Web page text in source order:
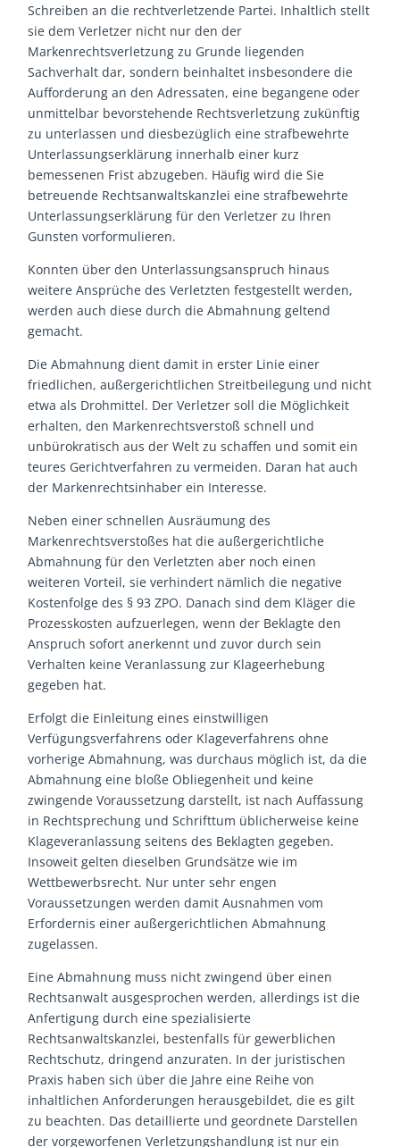
Schreiben an die rechtverletzende Partei. Inhaltlich stellt
sie dem Verletzer nicht nur den der
Markenrechtsverletzung zu Grunde liegenden
Sachverhalt dar, sondern beinhaltet insbesondere die
Aufforderung an den Adressaten, eine begangene oder
unmittelbar bevorstehende Rechtsverletzung zukünftig
zu unterlassen und diesbezüglich eine strafbewehrte
Unterlassungserklärung innerhalb einer kurz
bemessenen Frist abzugeben. Häufig wird die Sie
betreuende Rechtsanwaltskanzlei eine strafbewehrte
Unterlassungserklärung für den Verletzer zu Ihren
Gunsten vorformulieren.
Konnten über den Unterlassungsanspruch hinaus
weitere Ansprüche des Verletzten festgestellt werden,
werden auch diese durch die Abmahnung geltend
gemacht.
Die Abmahnung dient damit in erster Linie einer
friedlichen, außergerichtlichen Streitbeilegung und nicht
etwa als Drohmittel. Der Verletzer soll die Möglichkeit
erhalten, den Markenrechtsverstoß schnell und
unbürokratisch aus der Welt zu schaffen und somit ein
teures Gerichtverfahren zu vermeiden. Daran hat auch
der Markenrechtsinhaber ein Interesse.
Neben einer schnellen Ausräumung des
Markenrechtsverstoßes hat die außergerichtliche
Abmahnung für den Verletzten aber noch einen
weiteren Vorteil, sie verhindert nämlich die negative
Kostenfolge des § 93 ZPO. Danach sind dem Kläger die
Prozesskosten aufzuerlegen, wenn der Beklagte den
Anspruch sofort anerkennt und zuvor durch sein
Verhalten keine Veranlassung zur Klageerhebung
gegeben hat.
Erfolgt die Einleitung eines einstwilligen
Verfügungsverfahrens oder Klageverfahrens ohne
vorherige Abmahnung, was durchaus möglich ist, da die
Abmahnung eine bloße Obliegenheit und keine
zwingende Voraussetzung darstellt, ist nach Auffassung
in Rechtsprechung und Schrifttum üblicherweise keine
Klageveranlassung seitens des Beklagten gegeben.
Insoweit gelten dieselben Grundsätze wie im
Wettbewerbsrecht. Nur unter sehr engen
Voraussetzungen werden damit Ausnahmen vom
Erfordernis einer außergerichtlichen Abmahnung
zugelassen.
Eine Abmahnung muss nicht zwingend über einen
Rechtsanwalt ausgesprochen werden, allerdings ist die
Anfertigung durch eine spezialisierte
Rechtsanwaltskanzlei, bestenfalls für gewerblichen
Rechtschutz, dringend anzuraten. In der juristischen
Praxis haben sich über die Jahre eine Reihe von
inhaltlichen Anforderungen herausgebildet, die es gilt
zu beachten. Das detaillierte und geordnete Darstellen
der vorgeworfenen Verletzungshandlung ist nur ein